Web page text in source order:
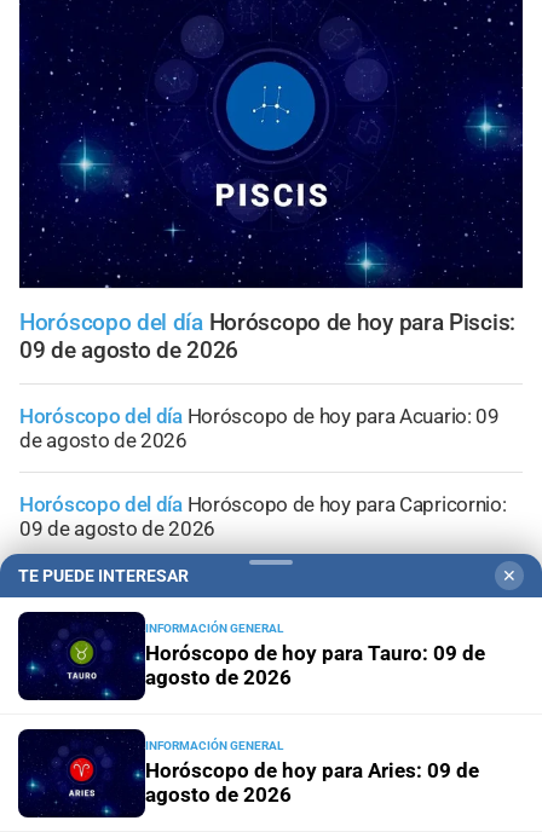
Horóscopo del día Horóscopo de hoy para Piscis:
09 de agosto de 2026
Horóscopo del día Horóscopo de hoy para Acuario: 09
de agosto de 2026
Horóscopo del día Horóscopo de hoy para Capricornio:
09 de agosto de 2026
Horóscopo del díaHoróscopo de hoy para Sagitario: 09
de agosto de 2026
Horóscopo del díaHoróscopo de hoy para Escorpio: 09
de agosto de 2026
TE PUEDE INTERESAR ✕
INFORMACIÓN GENERAL
Horóscopo de hoy para Tauro: 09 de
agosto de 2026
INFORMACIÓN GENERAL
Horóscopo de hoy para Aries: 09 de
agosto de 2026